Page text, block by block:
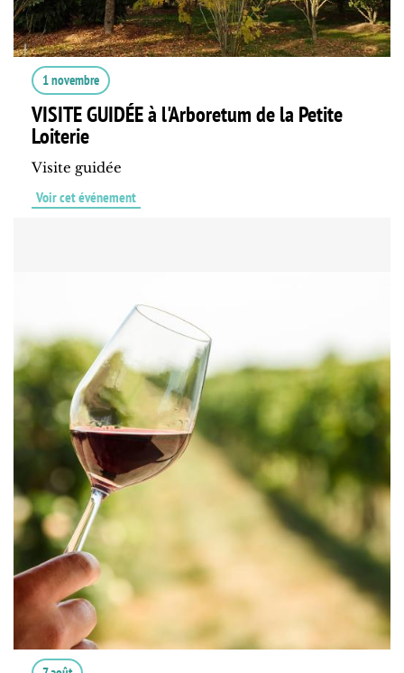
1 novembre
VISITE GUIDÉE à l'Arboretum de la Petite
Loiterie
Visite guidée
Voir cet événement